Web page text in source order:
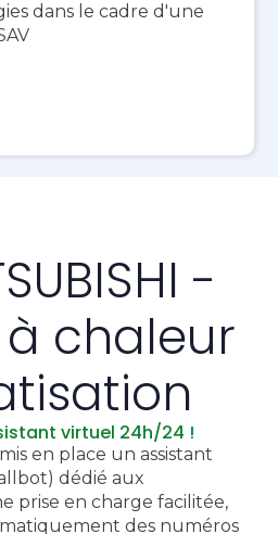
dans le cadre d'une
-
chaleur
virtuel 24h/24 !
en place un assistant
dédié aux
prise en charge facilitée,
des numéros